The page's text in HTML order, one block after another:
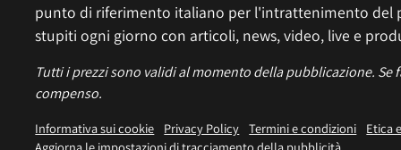
punto di riferimento italiano per l'intrattenimento del
stupiti ogni giorno con articoli, news, video, live e
Tutti i prezzi sono validi al momento della pubblicazione.
compenso.
Informativa sui cookie Privacy Policy Termini e condizioni
Etica